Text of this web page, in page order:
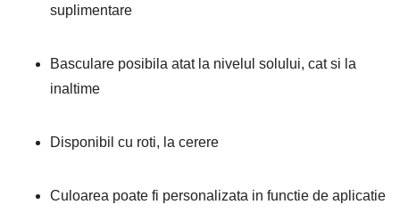
suplimentare
Basculare posibila atat la nivelul solului, cat si la
inaltime
Disponibil cu roti, la cerere
Culoarea poate fi personalizata in functie de aplicatie